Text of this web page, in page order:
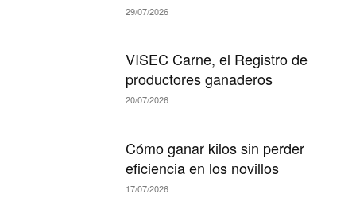
29/07/2026
VISEC Carne, el Registro de
productores ganaderos
20/07/2026
Cómo ganar kilos sin perder
eficiencia en los novillos
17/07/2026